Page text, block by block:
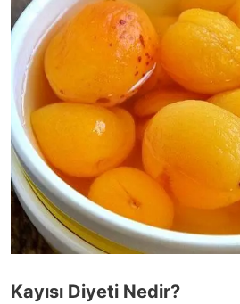
Kayısı Diyeti Nedir?